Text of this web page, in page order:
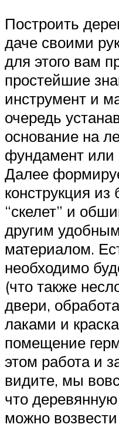
Построить
даче своими
для этого вам
простейшие
инструмент и
очередь
основание на
фундамент или
Далее
конструкция из
“скелет” и
другим
материалом.
необходимо
(что также
двери,
лаками и
помещение
этом работа и
видите, мы
что
можно